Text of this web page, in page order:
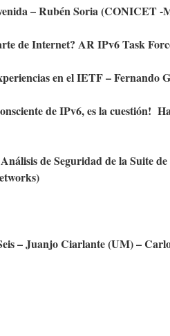
– Rubén Soria (CONICET -
de Internet? AR IPv6 Task
en el IETF – Fernando
de IPv6, es la cuestión!
de Seguridad de la Suite
– Juanjo Ciarlante (UM) –